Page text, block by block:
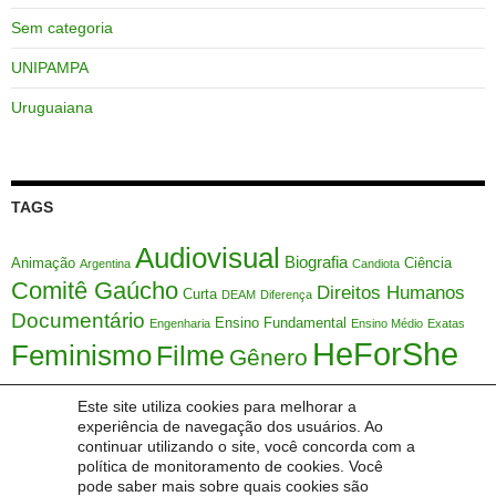
Este site utiliza cookies para melhorar a
experiência de navegação dos usuários. Ao
continuar utilizando o site, você concorda com a
política de monitoramento de cookies. Você
pode saber mais sobre quais cookies são
Sem categoria
UNIPAMPA
Uruguaiana
TAGS
Animação Argentina Audiovisual Biografia Candiota Ciência
Comitê Gaúcho Curta DEAM Diferença Direitos Humanos
Documentário Engenharia Ensino Fundamental Ensino Médio Exatas
Feminismo Filme Gênero HeForShe
HFS IDEB Interseccionalidade Justiça LEVIS Marcador Social
Meio Ambiente Metodologia Ativa Mulher Márcia Maria Lucchese
Mulheres Orientação Sexual SAMVV Sexualidade Sociedade
Temas Transversais Themis UFSC Uruguai Étnico